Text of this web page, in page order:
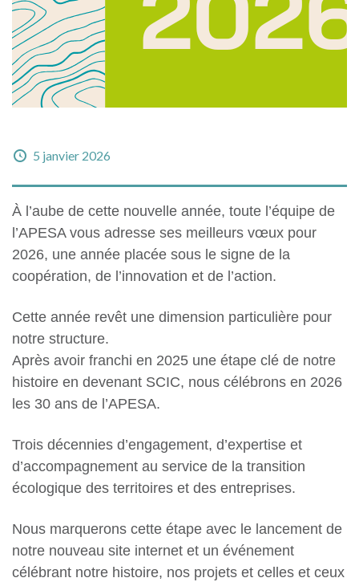
5 janvier 2026
À l’aube de cette nouvelle année, toute l’équipe de
l’APESA vous adresse ses meilleurs vœux pour
2026, une année placée sous le signe de la
coopération, de l’innovation et de l’action.
Cette année revêt une dimension particulière pour
notre structure.
Après avoir franchi en 2025 une étape clé de notre
histoire en devenant SCIC, nous célébrons en 2026
les 30 ans de l’APESA.
Trois décennies d’engagement, d’expertise et
d’accompagnement au service de la transition
écologique des territoires et des entreprises.
Nous marquerons cette étape avec le lancement de
notre nouveau site internet et un événement
célébrant notre histoire, nos projets et celles et ceux